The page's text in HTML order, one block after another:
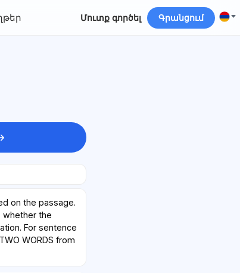
Մուտք գործել Գրանցում
on the passage.
whether the
For sentence
WORDS from